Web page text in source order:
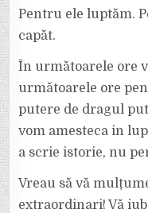
Pentru ele luptăm.
capăt.
În următoarele ore
următoarele ore
putere de dragul
vom amesteca in
a scrie istorie, nu
Vreau să vă
extraordinari! Vă